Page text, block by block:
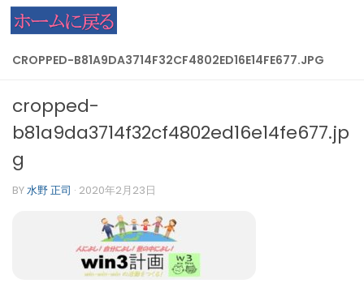
コンテンツへスキップ
CROPPED-B81A9DA3714F32CF4802ED16E14FE677.JPG
cropped-
b81a9da3714f32cf4802ed16e14fe677.jp
g
BY水野 正司 · 2020年2月23日